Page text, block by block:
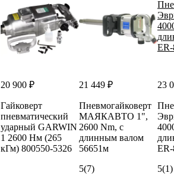
20 900 ₽
Гайковерт
пневматический
ударный GARWIN
1 2600 Нм (265
кГм) 800550-5326
21 449 ₽
Пневмогайковерт
МАЯКАВТО 1",
2600 Nm, с
длинным валом
56651м
5(7)
23
5(1)